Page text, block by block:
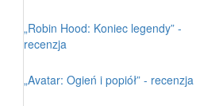
„Robin Hood: Koniec legendy” -
recenzja
„Avatar: Ogień i popiół” - recenzja